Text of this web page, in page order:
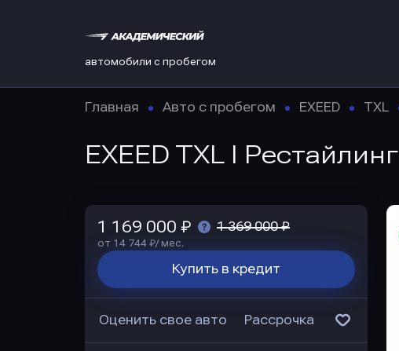
автомобили с пробегом
Главная Авто с пробегом EXEED TXL
EXEED TXL I
1 169 000 ₽ 1 369 000 ₽
от 14 744 ₽/ мес.
Купить в кредит
Оценить свое авто Рассрочка